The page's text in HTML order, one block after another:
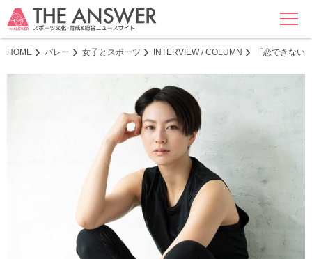
MENU
HOME バレー 女子とスポーツ INTERVIEW / COLUMN 「恋できな